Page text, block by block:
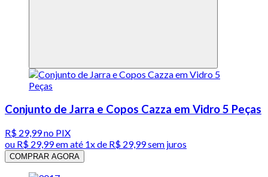
Conjunto de Jarra e Copos Cazza em Vidro 5 Peças
R$ 29,99no PIX
ou R$ 29,99em até 1x de R$ 29,99sem juros
COMPRAR AGORA